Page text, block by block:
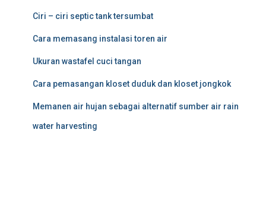
Ciri – ciri septic tank tersumbat
Cara memasang instalasi toren air
Ukuran wastafel cuci tangan
Cara pemasangan kloset duduk dan kloset jongkok
Memanen air hujan sebagai alternatif sumber air rain
water harvesting